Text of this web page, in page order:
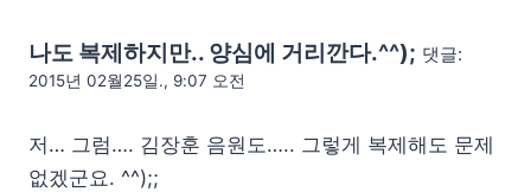
나도 복제하지만.. 양심에 거리깐다.^^); 댓글:
2015년 02월25일., 9:07 오전
저… 그럼…. 김장훈 음원도….. 그렇게 복제해도 문제
없겠군요. ^^);;